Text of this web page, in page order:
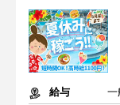
給与